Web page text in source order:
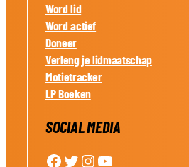
Word lid
Word actief
Doneer
Verleng je lidmaatschap
Motietracker
LP Boeken
SOCIAL MEDIA
Facebook Twitter Instagram YouTube